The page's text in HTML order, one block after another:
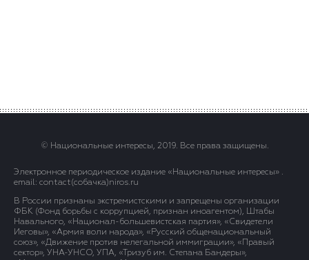
© Национальные интересы, 2019. Все права защищены.
Электронное периодическое издание «Национальные интересы» .
email: contact(сoбaчка)niros.ru
В России признаны экстремистскими и запрещены организации
ФБК (Фонд борьбы с коррупцией, признан иноагентом), Штабы
Навального, «Национал-большевистская партия», «Свидетели
Иеговы», «Армия воли народа», «Русский общенациональный
союз», «Движение против нелегальной иммиграции», «Правый
сектор», УНА-УНСО, УПА, «Тризуб им. Степана Бандеры»,